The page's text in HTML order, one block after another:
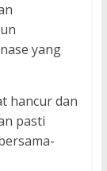
yang
hancur dan
pasti